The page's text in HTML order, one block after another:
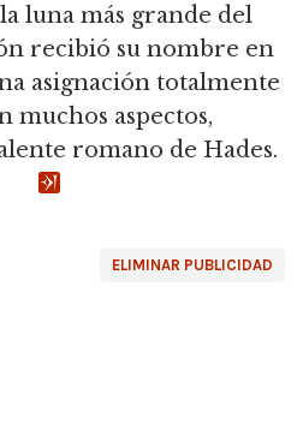
luna más grande del
recibió su nombre en
asignación totalmente
muchos aspectos,
romano de Hades.
ELIMINAR PUBLICIDAD